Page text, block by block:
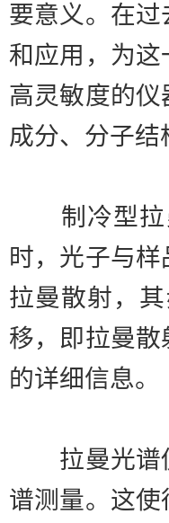
要意义。在
和应用，为
高灵敏度的
成分、分子
制冷型拉曼
时，光子与
拉曼散射，
移，即拉曼
的详细信息。
拉曼光谱仪
谱测量。这